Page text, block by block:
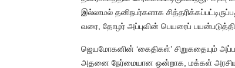
இல்லாமல் தனிநபர்களாக
வரை, தோழர் அப்புவின் பெயரைப் பயன்படுத்தி
ஜெயமோகனின் ‘கைதிகள்’ சிறுகதையும்
அதனை நேர்மையான ஒன்றாக, மக்கள்